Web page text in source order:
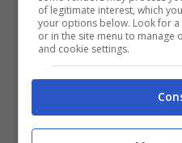
carrisi-morandi-Solonotizie24
LEGGI ANCHE-
of legitimate interest, which
your options below. Look for
or in the site menu to manage
and cookie settings.